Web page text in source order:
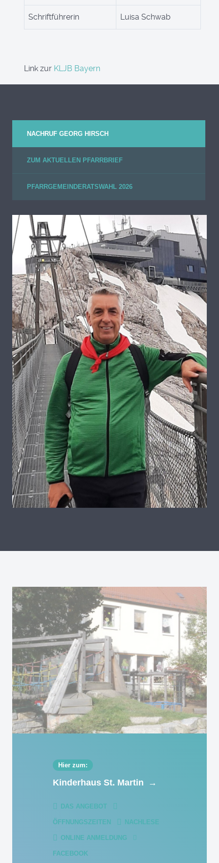
Schriftführerin Luisa Schwab
Link zur KLJB Bayern
NACHRUF GEORG HIRSCH
ZUM AKTUELLEN PFARRBRIEF
PFARRGEMEINDERATSWAHL 2026
Hier zum:
Kinderhaus St. Martin →
DAS ANGEBOT
ÖFFNUNGSZEITEN NACHLESE
ONLINE ANMELDUNG
FACEBOOK